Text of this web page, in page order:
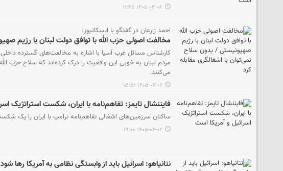
۱۴۰۵-۰۴-۰۸ ۱۱:۴۵
احمد زارعان در گفتگو با ایسکانیوز:
مخالفت اصولی حزب الله با توافق دولت لبنان با رژیم
کارشناس مسائل غرب آسیا با اشاره به مخالفت‌های گسترده داخلی
مردم لبنان به خوبی این واقعیت را درک کرده‌اند که سلاح حزب
می‌کنند.
۱۴۰۵-۰۴-۰۶ ۱۵:۵۱
فایننشال تایمز: تفاهم‌نامه با ایران، شکست استراتژیک
ساکنان سرزمین‌های اشغالی تفاهم‌نامه ترامپ با ایران را یک
۱۴۰۵-۰۴-۰۲ ۱۹:۰۰
نتانیاهو: اسرائیل باید از وابستگی نظامی به آمریکا رها شود